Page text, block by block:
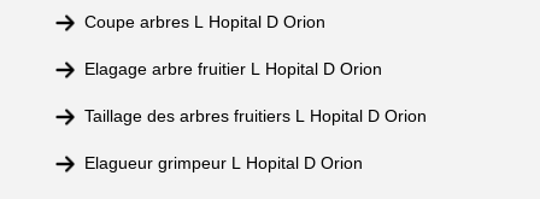
Coupe arbres L Hopital D Orion
Elagage arbre fruitier L Hopital D Orion
Taillage des arbres fruitiers L Hopital D Orion
Elagueur grimpeur L Hopital D Orion